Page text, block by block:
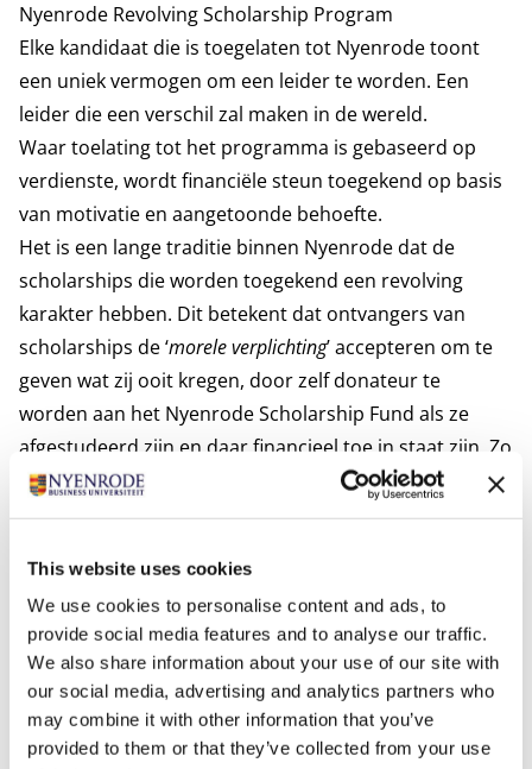
This website uses cookies
We use cookies to personalise content and ads, to
provide social media features and to analyse our traffic.
We also share information about your use of our site with
our social media, advertising and analytics partners who
may combine it with other information that you’ve
provided to them or that they’ve collected from your use
Nyenrode Revolving Scholarship Program
Elke kandidaat die is toegelaten tot Nyenrode toont
een uniek vermogen om een leider te worden. Een
leider die een verschil zal maken in de wereld.
Waar toelating tot het programma is gebaseerd op
verdienste, wordt financiële steun toegekend op basis
van motivatie en aangetoonde behoefte.
Het is een lange traditie binnen Nyenrode dat de
scholarships die worden toegekend een revolving
karakter hebben. Dit betekent dat ontvangers van
scholarships de ‘morele verplichting’ accepteren om te
geven wat zij ooit kregen, door zelf donateur te
worden aan het Nyenrode Scholarship Fund als ze
afgestudeerd zijn en daar financieel toe in staat zijn. Zo
krijgt het Scholarship Fund een doorlopende
financiering en kan het in de toekomst scholarships
scholarshipstudenten deze traditie steunen en
bijdragen naar vermogen.
De scholarships voor het academische jaar 2026-2027
zijn hieronder beschreven. Je kunt je hiervoor
aanmelden als je voldoet aan de eisen die worden
gesteld. Lees hiervoor het tabblad Voorwaarden en